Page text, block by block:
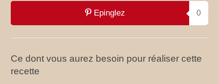
Epinglez 0
Ce dont vous aurez besoin pour réaliser cette
recette